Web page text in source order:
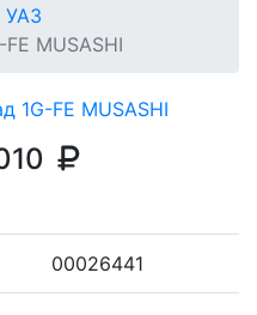
УАЗ
MUSASHI
00026441